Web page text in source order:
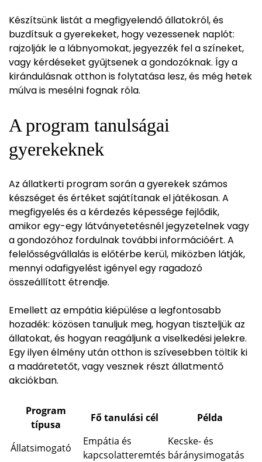
Készítsünk listát a megfigyelendő állatokról, és
buzdítsuk a gyerekeket, hogy vezessenek naplót:
rajzolják le a lábnyomokat, jegyezzék fel a színeket,
vagy kérdéseket gyűjtsenek a gondozóknak. Így a
kirándulásnak otthon is folytatása lesz, és még hetek
múlva is mesélni fognak róla.
A program tanulságai
gyerekeknek
Az állatkerti program során a gyerekek számos
készséget és értéket sajátítanak el játékosan. A
megfigyelés és a kérdezés képessége fejlődik,
amikor egy-egy látványetetésnél jegyzetelnek vagy
a gondozóhoz fordulnak további információért. A
felelősségvállalás is előtérbe kerül, miközben látják,
mennyi odafigyelést igényel egy ragadozó
összeállított étrendje.
Emellett az empátia kiépülése a legfontosabb
hozadék: közösen tanuljuk meg, hogyan tiszteljük az
állatokat, és hogyan reagáljunk a viselkedési jelekre.
Egy ilyen élmény után otthon is szívesebben töltik ki
a madáretetőt, vagy vesznek részt állatmentő
akciókban.
Program
típusa
Fő tanulási cél Példa
Állatsimogató
Empátia és
kapcsolatteremtés
Kecske- és
báránysimogatás